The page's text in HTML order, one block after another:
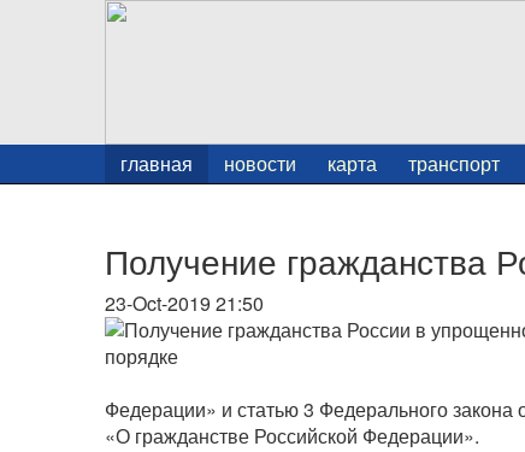
главная новости карта транспорт
Получение гражданства
23-Oct-2019 21:50
Федерации» и статью 3 Федерального
«О гражданстве Российской Федерации».